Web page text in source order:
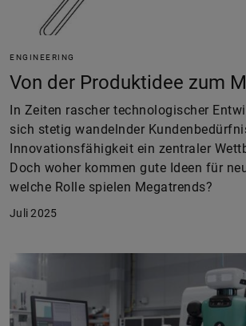
ENGINEERING
Von der Produktidee zum
In Zeiten rascher technologischer
sich stetig wandelnder
Innovationsfähigkeit ein zentraler
Doch woher kommen gute Ideen für
welche Rolle spielen Megatrends?
Juli 2025